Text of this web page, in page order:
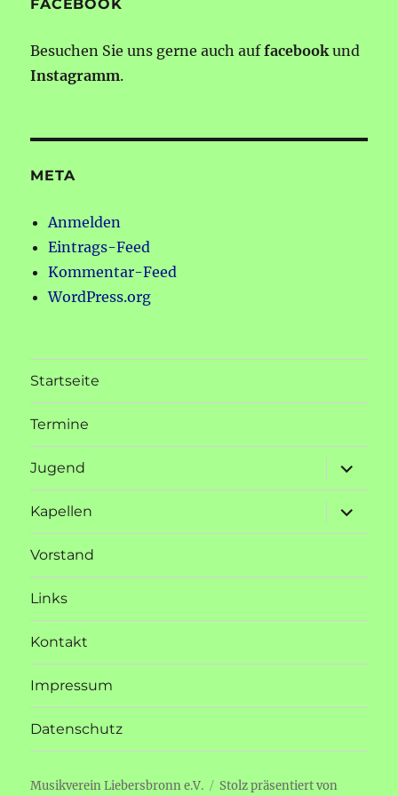
FACEBOOK
Besuchen Sie uns gerne auch auffacebookund
Instagramm.
META
Anmelden
Eintrags-Feed
Kommentar-Feed
WordPress.org
Startseite
Termine
Jugend
öffnen
Kapellen
öffnen
Vorstand
Links
Kontakt
Impressum
Datenschutz
Musikverein Liebersbronn e.V. Stolz präsentiert von